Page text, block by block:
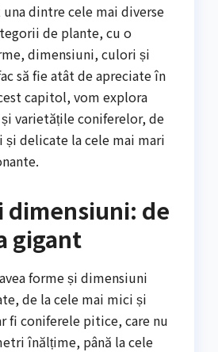
dintre cele mai diverse
de plante, cu o
dimensiuni, culori și
să fie atât de apreciate în
capitol, vom explora
varietățile coniferelor, de
și delicate la cele mai mari
dimensiuni: de
gigant
forme și dimensiuni
de la cele mai mici și
fi coniferele pitice, care nu
înălțime, până la cele